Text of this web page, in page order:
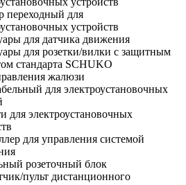
переходный для
устройств
для датчика движения
для розетки/вилки с защитным
стандарта SCHUKO
жалюзи
для электроустановочных
для электроустановочных
для управления системой
розеточный блок
пульт дистанционного